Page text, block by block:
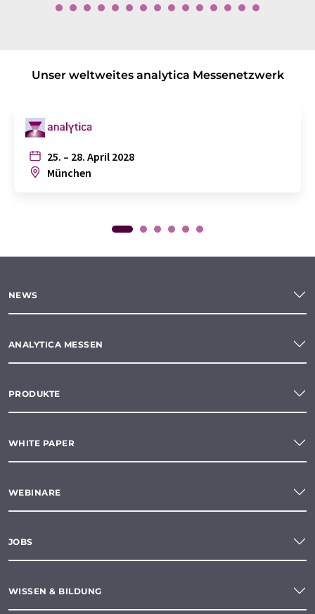
Unser weltweites analytica Messenetzwerk
25. – 28. April 2028
München
NEWS
ANALYTICA MESSEN
PRODUKTE
WHITE PAPER
WEBINARE
JOBS
WISSEN & BILDUNG